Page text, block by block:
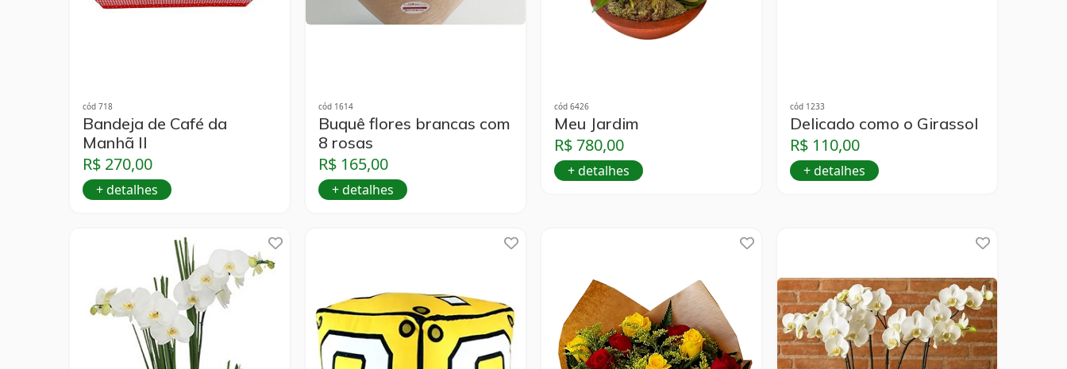
cód 718
Bandeja de Café da
Manhã II
R$ 270,00
+ detalhes
cód 1614
Buquê flores brancas com
8 rosas
R$ 165,00
+ detalhes
cód 6426
Meu Jardim
R$ 780,00
+ detalhes
cód 1233
Delicado como o Girassol
R$ 110,00
+ detalhes